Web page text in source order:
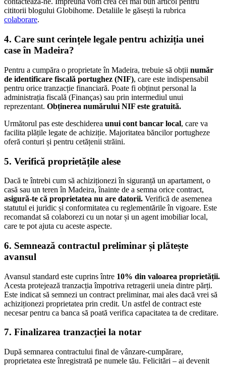
cititorii blogului Globihome. Detaliile le găsești la rubrica
colaborare.
4. Care sunt cerințele legale pentru achiziția unei
case în Madeira?
Pentru a cumpăra o proprietate în Madeira, trebuie să obții număr
de identificare fiscală portughez (NIF), care este indispensabil
pentru orice tranzacție financiară. Poate fi obținut personal la
administrația fiscală (Finanças) sau prin intermediul unui
reprezentant. Obținerea numărului NIF este gratuită.
Următorul pas este deschiderea unui cont bancar local, care va
facilita plățile legate de achiziție. Majoritatea băncilor portugheze
oferă conturi și pentru cetățenii străini.
5. Verifică proprietățile alese
Dacă te întrebi cum să achiziționezi în siguranță un apartament, o
casă sau un teren în Madeira, înainte de a semna orice contract,
asigură-te că proprietatea nu are datorii. Verifică de asemenea
statutul ei juridic și conformitatea cu reglementările în vigoare. Este
recomandat să colaborezi cu un notar și un agent imobiliar local,
care te pot ajuta cu aceste aspecte.
6. Semnează contractul preliminar și plătește
avansul
Avansul standard este cuprins între 10% din valoarea proprietății.
Acesta protejează tranzacția împotriva retragerii uneia dintre părți.
Este indicat să semnezi un contract preliminar, mai ales dacă vrei să
achiziționezi proprietatea prin credit. Un astfel de contract este
necesar pentru ca banca să poată verifica capacitatea ta de creditare.
7. Finalizarea tranzacției la notar
După semnarea contractului final de vânzare-cumpărare,
proprietatea este înregistrată pe numele tău. Felicitări – ai devenit